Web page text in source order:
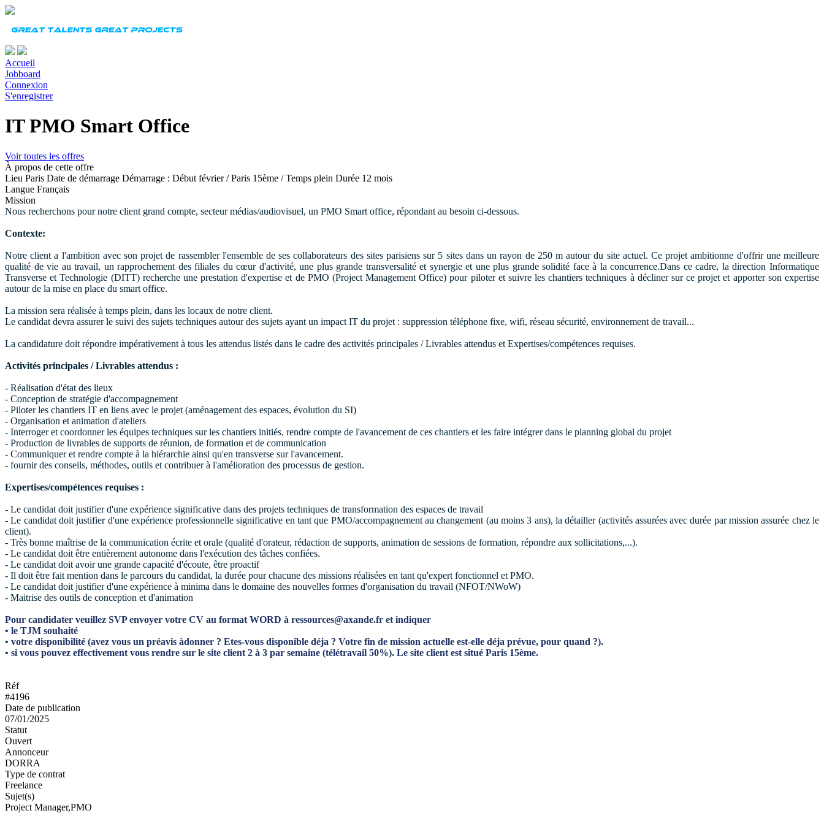
Accueil
Jobboard
Connexion
S'enregistrer
IT PMO Smart Office
Voir toutes les offres
À propos de cette offre
Lieu Paris Date de démarrage Démarrage : Début février / Paris 15ème / Temps plein Durée 12 mois
Langue Français
Mission
Nous recherchons pour notre client grand compte, secteur médias/audiovisuel, un PMO Smart office, répondant au besoin ci-dessous.
Contexte:
Notre client a l'ambition avec son projet de rassembler l'ensemble de ses collaborateurs des sites parisiens sur 5 sites dans un rayon de 250 m autour du site actuel. Ce projet ambitionne d'offrir une meilleure
qualité de vie au travail, un rapprochement des filiales du cœur d'activité, une plus grande transversalité et synergie et une plus grande solidité face à la concurrence.Dans ce cadre, la direction Informatique
Transverse et Technologie (DITT) recherche une prestation d'expertise et de PMO (Project Management Office) pour piloter et suivre les chantiers techniques à décliner sur ce projet et apporter son expertise
autour de la mise en place du smart office.
La mission sera réalisée à temps plein, dans les locaux de notre client.
Le candidat devra assurer le suivi des sujets techniques autour des sujets ayant un impact IT du projet : suppression téléphone fixe, wifi, réseau sécurité, environnement de travail...
La candidature doit répondre impérativement à tous les attendus listés dans le cadre des activités principales / Livrables attendus et Expertises/compétences requises.
Activités principales / Livrables attendus :
- Réalisation d'état des lieux
- Conception de stratégie d'accompagnement
- Piloter les chantiers IT en liens avec le projet (aménagement des espaces, évolution du SI)
- Organisation et animation d'ateliers
- Interroger et coordonner les équipes techniques sur les chantiers initiés, rendre compte de l'avancement de ces chantiers et les faire intégrer dans le planning global du projet
- Production de livrables de supports de réunion, de formation et de communication
- Communiquer et rendre compte à la hiérarchie ainsi qu'en transverse sur l'avancement.
- fournir des conseils, méthodes, outils et contribuer à l'amélioration des processus de gestion.
Expertises/compétences requises :
- Le candidat doit justifier d'une expérience significative dans des projets techniques de transformation des espaces de travail
- Le candidat doit justifier d'une expérience professionnelle significative en tant que PMO/accompagnement au changement (au moins 3 ans), la détailler (activités assurées avec durée par mission assurée chez le
client).
- Très bonne maîtrise de la communication écrite et orale (qualité d'orateur, rédaction de supports, animation de sessions de formation, répondre aux sollicitations,...).
- Le candidat doit être entièrement autonome dans l'exécution des tâches confiées.
- Le candidat doit avoir une grande capacité d'écoute, être proactif
- Il doit être fait mention dans le parcours du candidat, la durée pour chacune des missions réalisées en tant qu'expert fonctionnel et PMO.
- Le candidat doit justifier d'une expérience à minima dans le domaine des nouvelles formes d'organisation du travail (NFOT/NWoW)
- Maitrise des outils de conception et d'animation
Pour candidater veuillez SVP envoyer votre CV au format WORD à ressources@axande.fr et indiquer
• le TJM souhaité
• votre disponibilité (avez vous un préavis àdonner ? Etes-vous disponible déja ? Votre fin de mission actuelle est-elle déja prévue, pour quand ?).
• si vous pouvez effectivement vous rendre sur le site client 2 à 3 par semaine (télétravail 50%). Le site client est situé Paris 15ème.
Réf
#4196
Date de publication
07/01/2025
Statut
Ouvert
Annonceur
DORRA
Type de contrat
Freelance
Sujet(s)
Project Manager,PMO